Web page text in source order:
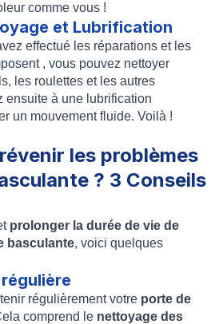
comme vous !
et Lubrification
effectué les réparations et les
, vous pouvez nettoyer
les roulettes et les autres
ensuite à une lubrification
un mouvement fluide. Voilà !
les problèmes
? 3 Conseils
prolonger la durée de vie de
basculante, voici quelques
régulièrement votre porte de
comprend le nettoyage des